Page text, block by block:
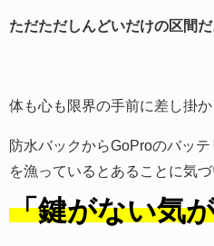
ただただしんどいだけの区間だ
体も心も限界の手前に差し掛
防水バックからGoProのバッ
を漁っているとあることに気づ
「鍵がない気